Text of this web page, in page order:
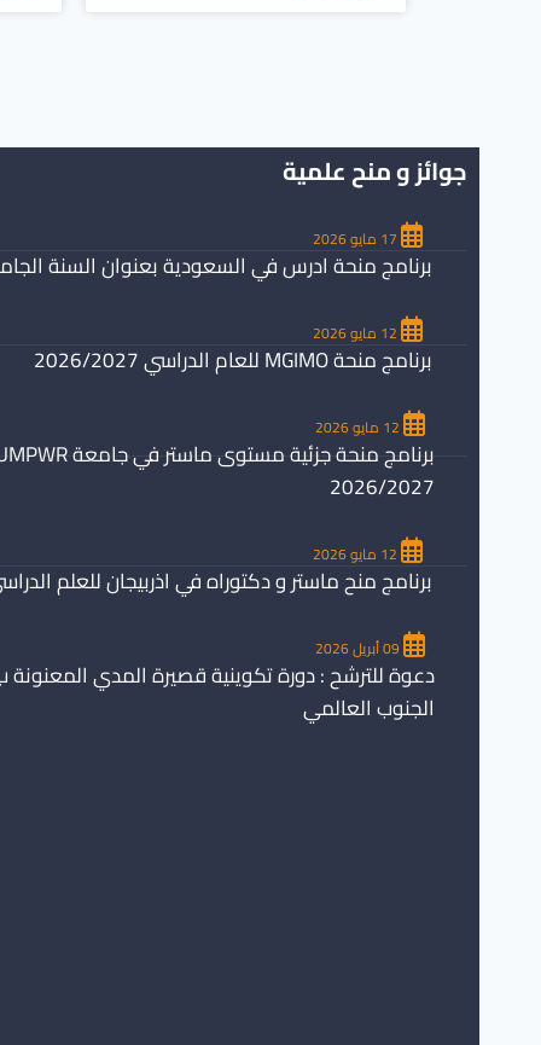
جوائز و منح علمية
برنامج منحة ادرس في السعودية بعنوان السنة الجامعية
برنامج منحة MGIMO للعام الدراسي 2026/2027
2026/2027
برنامج منح ماستر و دكتوراه في اذربيجان للعلم الدراسي 2026/
09 أبريل 2026
دعوة للترشح : دورة تكوينية قصيرة المدي المعنونة
الجنوب العالمي